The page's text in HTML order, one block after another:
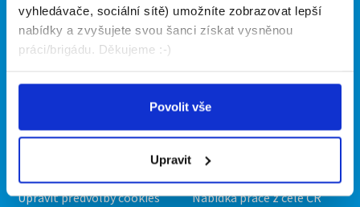
vyhledávače, sociální sítě) umožníte zobrazovat lepší
nabídky a zvyšujete svou šanci získat vysněnou
práci/brigádu. Děkujeme :-)
Povolit vše
Upravit
Články
Hledané brigády
Vložit inzerát
Ceník
Kontakt
Podmínky
Upravit předvolby cookies
Naše další projekty
Fajn brigády
Nabídka práce z celé ČR